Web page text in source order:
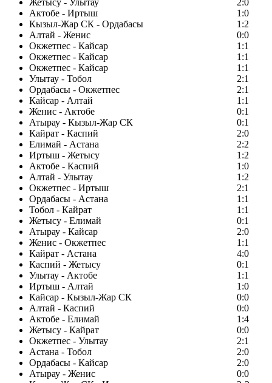
Жетысу - Улытау
2:0
Актобе - Иртыш
1:0
Кызыл-Жар СК - Ордабасы
1:2
Алтай - Женис
0:0
Окжетпес - Кайсар
1:1
Окжетпес - Кайсар
1:1
Окжетпес - Кайсар
1:1
Улытау - Тобол
2:1
Ордабасы - Окжетпес
2:1
Кайсар - Алтай
1:1
Женис - Актобе
0:1
Атырау - Кызыл-Жар СК
0:1
Кайрат - Каспий
2:0
Елимай - Астана
2:2
Иртыш - Жетысу
1:2
Актобе - Каспий
1:0
Алтай - Улытау
1:2
Окжетпес - Иртыш
2:1
Ордабасы - Астана
1:1
Тобол - Кайрат
1:1
Жетысу - Елимай
0:1
Атырау - Кайсар
2:0
Женис - Окжетпес
1:1
Кайрат - Астана
4:0
Каспий - Жетысу
0:1
Улытау - Актобе
1:1
Иртыш - Алтай
1:0
Кайсар - Кызыл-Жар СК
0:0
Алтай - Каспий
0:0
Актобе - Елимай
1:4
Жетысу - Кайрат
0:0
Окжетпес - Улытау
2:1
Астана - Тобол
2:0
Ордабасы - Кайсар
2:0
Атырау - Женис
0:0